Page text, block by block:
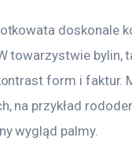
doskonale
towarzystwie bylin,
form i faktur.
na przykład
wygląd palmy.